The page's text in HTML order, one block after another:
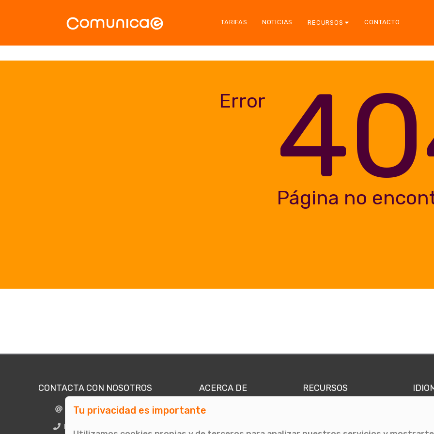
TARIFAS NOTICIAS RECURSOS CONTACTO
Error
Página no
CONTACTA CON NOSOTROS
info@comunicae.com
BCN + 34 931 702 774
ACERCA DE
Quiénes somos
RECURSOS
Tu privacidad es importante